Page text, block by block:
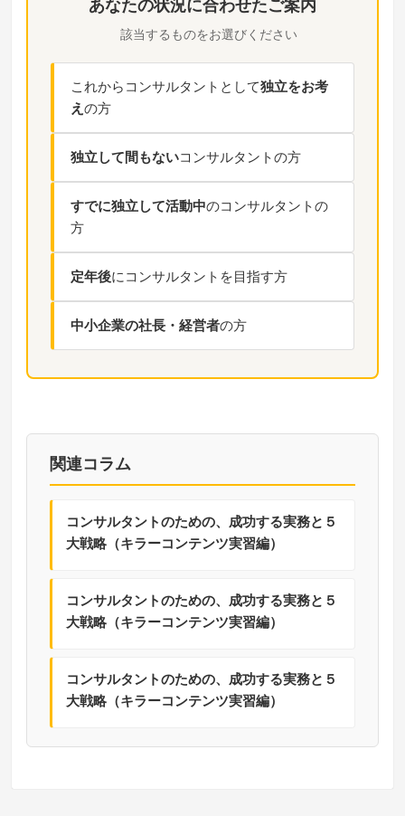
あなたの状況に合わせたご案内
該当するものをお選びください
これからコンサルタントとして独立をお考
えの方
独立して間もないコンサルタントの方
すでに独立して活動中のコンサルタントの
方
定年後にコンサルタントを目指す方
中小企業の社長・経営者の方
関連コラム
コンサルタントのための、成功する実務と５
大戦略（キラーコンテンツ実習編）
コンサルタントのための、成功する実務と５
大戦略（キラーコンテンツ実習編）
コンサルタントのための、成功する実務と５
大戦略（キラーコンテンツ実習編）